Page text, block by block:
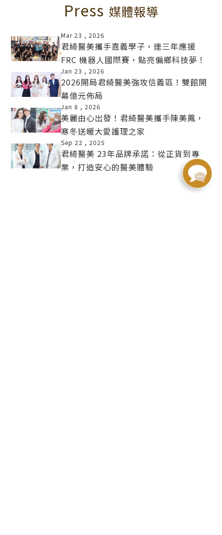
Press 媒體報導
Mar 23 , 2026
君綺醫美攜手嘉義學子，連三年應援
FRC 機器人國際賽，點亮偏鄉科技夢！
MORE
Jan 23 , 2026
2026開局君綺醫美強攻信義區！雙館開
幕億元佈局
MORE
Jan 8 , 2026
美麗由心出發！君綺醫美攜手陳美鳳，
寒冬送暖大愛護理之家
MORE
Sep 22 , 2025
君綺醫美 23年品牌承諾：從正貨到專
業，打造安心的醫美體驗